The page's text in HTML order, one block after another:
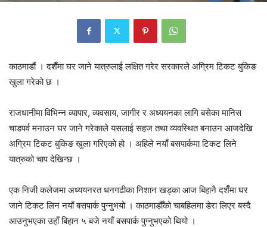
काठमाडौं । दशैँमा घर जाने यात्रुलाई लक्षित गरेर सरकारले अग्रिम टिकट बुकिङ
खुला गरेको छ ।
राजधानीमा विभिन्न व्यापार, व्यवसाय, जागीर र अध्ययनका लागि बसेका मानिस
चाडपर्व मनाउन घर जाने गरेकाले यसलाई सहज तथा व्यवस्थित बनाउन आजदेखि
अग्रिम टिकट बुकिङ खुला गरिएको हो । अहिले नयाँ बसपार्कमा टिकट लिने
यात्रुको चाप देखिन्छ ।
एक निजी कलेजमा अध्ययनरत धनगढीका निशान खड्का आज बिहानै दशैँमा घर
जाने टिकट लिन नयाँ बसपार्क पुग्नुभयो । काठमाडौँको चाबहिलमा डेरा लिएर बस्दै
आउनुभएका उहाँ बिहान ५ बजे नयाँ बसपार्क पुग्नुभएको थियो ।